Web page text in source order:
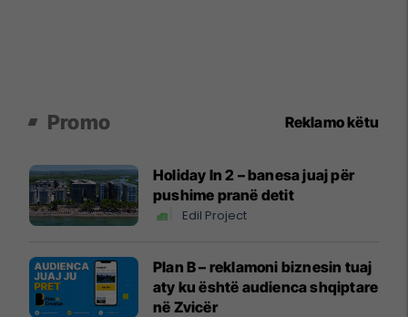
Promo Reklamo këtu
Holiday In 2 – banesa juaj për
pushime pranë detit
Edil Project
Plan B – reklamoni biznesin tuaj
aty ku është audienca shqiptare
në Zvicër